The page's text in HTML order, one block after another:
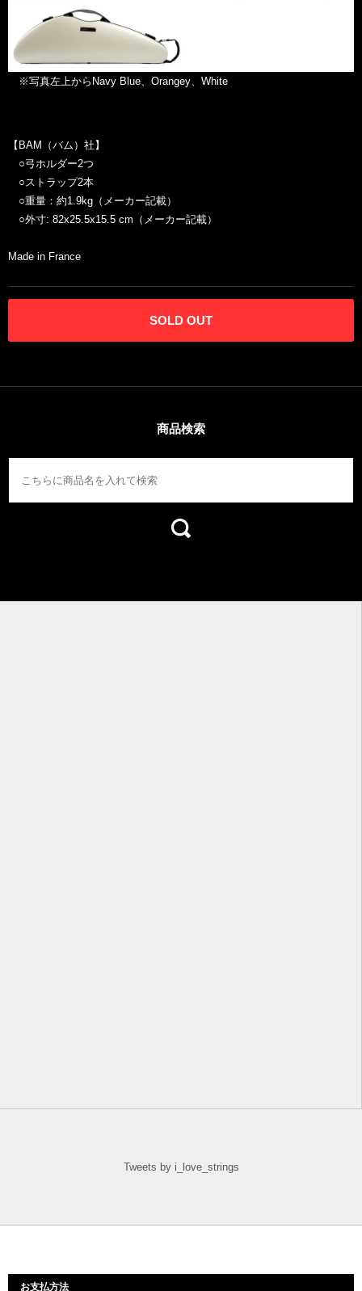
※写真左上からNavy Blue、Orangey、White
【BAM（バム）社】
○弓ホルダー2つ
○ストラップ2本
○重量：約1.9kg（メーカー記載）
○外寸: 82x25.5x15.5 cm（メーカー記載）
Made in France
SOLD OUT
商品検索
Tweets by i_love_strings
お支払方法